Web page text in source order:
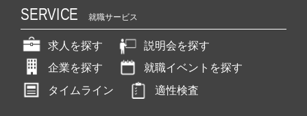
SERVICE 就職サービス
求人を探す
説明会を探す
企業を探す
就職イベントを探す
タイムライン
適性検査